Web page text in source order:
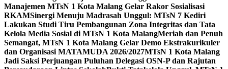
Manajemen MTsN 1 Kota Malang Gelar Rakor Sosialisasi
RKAMSinergi Menuju Madrasah Unggul: MTsN 7 Kediri
Lakukan Studi Tiru Pembangunan Zona Integritas dan Tata
Kelola Media Sosial di MTsN 1 Kota MalangMeriah dan Penuh
Semangat, MTsN 1 Kota Malang Gelar Demo Ekstrakurikuler
dan Organisasi MATAMUDA 2026/2027MTsN 1 Kota Malang
Jadi Saksi Perjuangan Puluhan Delegasi OSN-P dan Rajutan